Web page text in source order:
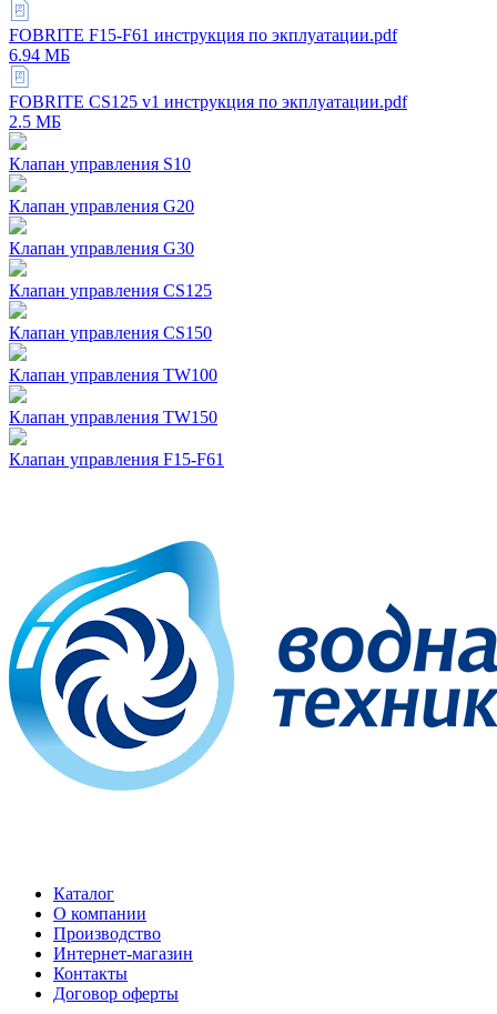
FOBRITE F15-F61 инструкция по экплуатации.pdf
6.94 МБ
FOBRITE CS125 v1 инструкция по экплуатации.pdf
2.5 МБ
Клапан управления S10
Клапан управления G20
Клапан управления G30
Клапан управления CS125
Клапан управления CS150
Клапан управления TW100
Клапан управления TW150
Клапан управления F15-F61
Каталог
О компании
Производство
Интернет-магазин
Контакты
Договор оферты